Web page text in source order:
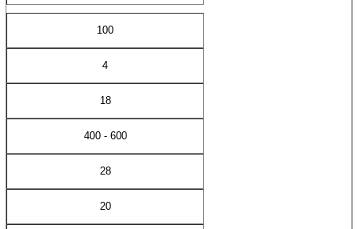
100
4
18
400 - 600
28
20